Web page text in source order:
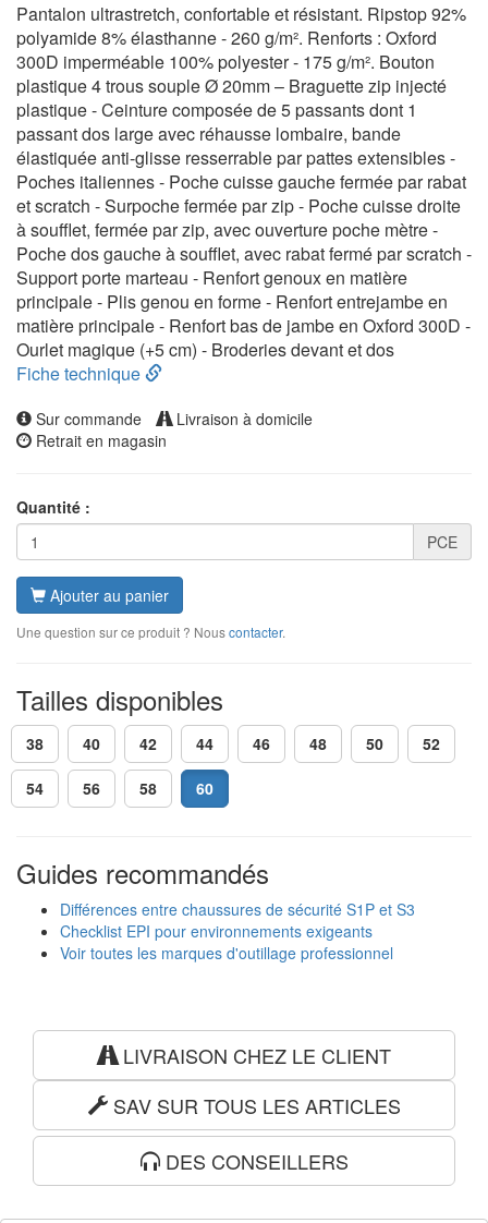
Pantalon ultrastretch, confortable et résistant. Ripstop 92%
polyamide 8% élasthanne - 260 g/m². Renforts : Oxford
300D imperméable 100% polyester - 175 g/m². Bouton
plastique 4 trous souple Ø 20mm – Braguette zip injecté
plastique - Ceinture composée de 5 passants dont 1
passant dos large avec réhausse lombaire, bande
élastiquée anti-glisse resserrable par pattes extensibles -
Poches italiennes - Poche cuisse gauche fermée par rabat
et scratch - Surpoche fermée par zip - Poche cuisse droite
à soufflet, fermée par zip, avec ouverture poche mètre -
Poche dos gauche à soufflet, avec rabat fermé par scratch -
Support porte marteau - Renfort genoux en matière
principale - Plis genou en forme - Renfort entrejambe en
matière principale - Renfort bas de jambe en Oxford 300D -
Ourlet magique (+5 cm) - Broderies devant et dos
Fiche technique
Sur commande
Livraison à domicile
Retrait en magasin
Quantité :
PCE
Ajouter au panier
Une question sur ce produit ? Nouscontacter.
Tailles disponibles
38 40 42 44 46 48 50 52
54 56 58 60
Guides recommandés
Différences entre chaussures de sécurité S1P et S3
Checklist EPI pour environnements exigeants
Voir toutes les marques d'outillage professionnel
LIVRAISON CHEZ LE CLIENT
SAV SUR TOUS LES ARTICLES
DES CONSEILLERS